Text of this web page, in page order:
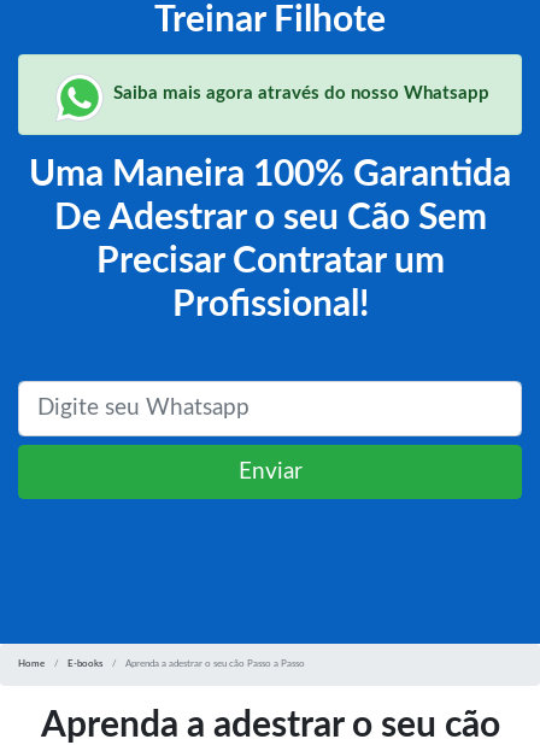
Treinar Filhote
Saiba mais agora através do nosso Whatsapp
Uma Maneira 100% Garantida
De Adestrar o seu Cão Sem
Precisar Contratar um
Profissional!
Enviar
Home E-books Aprenda a adestrar o seu cão Passo a Passo
Aprenda a adestrar o seu cão